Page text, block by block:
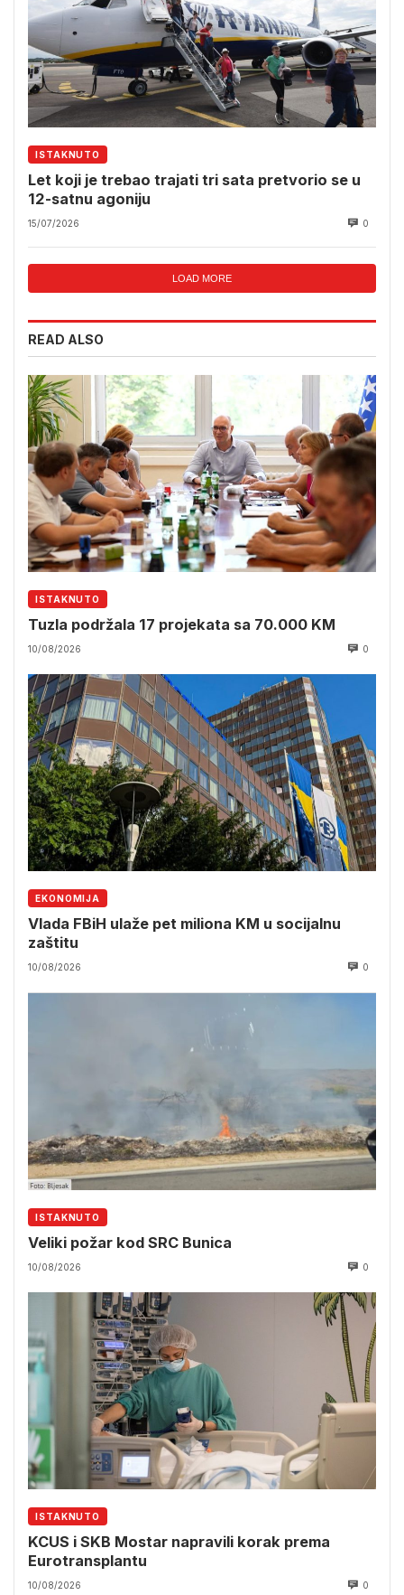
ISTAKNUTO
Let koji je trebao trajati tri sata pretvorio se u
12-satnu agoniju
15/07/2026 0
LOAD MORE
READ ALSO
ISTAKNUTO
Tuzla podržala 17 projekata sa 70.000 KM
10/08/2026 0
EKONOMIJA
Vlada FBiH ulaže pet miliona KM u socijalnu
zaštitu
10/08/2026 0
ISTAKNUTO
Veliki požar kod SRC Bunica
10/08/2026 0
ISTAKNUTO
KCUS i SKB Mostar napravili korak prema
Eurotransplantu
10/08/2026 0